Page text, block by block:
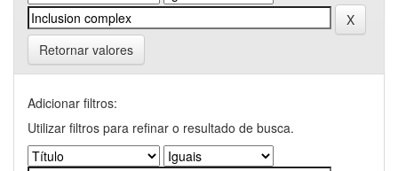
Retornar valores
Adicionar filtros:
Utilizar filtros para refinar o resultado de busca.